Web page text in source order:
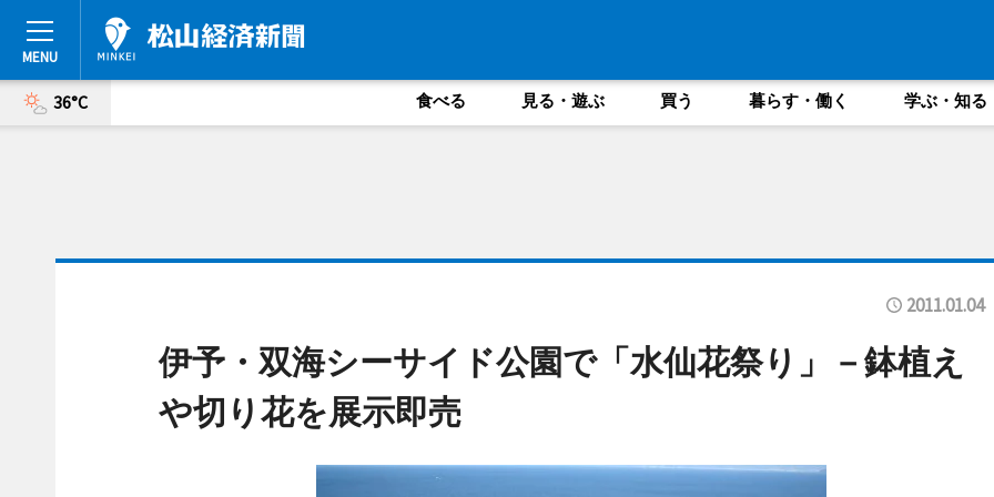
36°C 食べる 見る・遊ぶ 買う 暮らす・働く 学ぶ・知る
2011.01.04
伊予・双海シーサイド公園で「水仙花祭り」－鉢植え
や切り花を展示即売